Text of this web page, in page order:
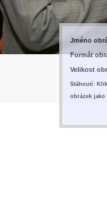
Jméno
Formát
Velikost
Stáhnutí:
obrázek jako